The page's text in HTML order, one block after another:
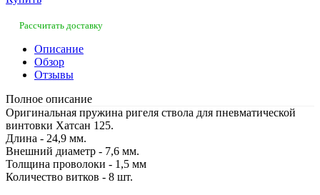
Рассчитать доставку
Описание
Обзор
Отзывы
Полное описание
Оригинальная пружина ригеля ствола для пневматической
винтовки Хатсан 125.
Длина - 24,9 мм.
Внешний диаметр - 7,6 мм.
Толщина проволоки - 1,5 мм
Количество витков - 8 шт.